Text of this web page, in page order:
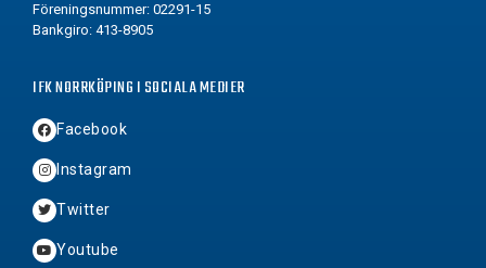
Föreningsnummer: 02291-15
Bankgiro: 413-8905
IFK NORRKÖPING I SOCIALA MEDIER
Facebook
Instagram
Twitter
Youtube